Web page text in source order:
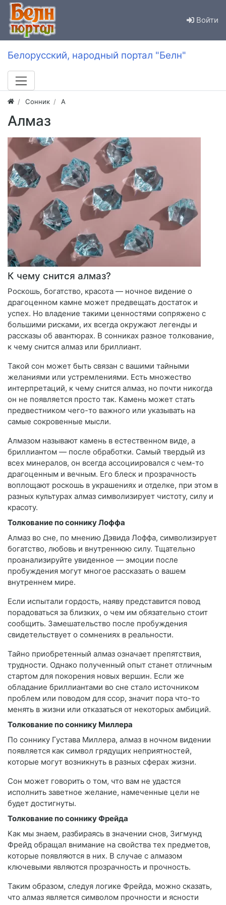
Войти
Белорусский, народный портал "Белн"
Сонник А
Алмаз
К чему снится алмаз?
Роскошь, богатство, красота — ночное видение о
драгоценном камне может предвещать достаток и
успех. Но владение такими ценностями сопряжено с
большими рисками, их всегда окружают легенды и
рассказы об авантюрах. В сонниках разное толкование,
к чему снится алмаз или бриллиант.
Такой сон может быть связан с вашими тайными
желаниями или устремлениями. Есть множество
интерпретаций, к чему снится алмаз, но почти никогда
он не появляется просто так. Камень может стать
предвестником чего-то важного или указывать на
самые сокровенные мысли.
Алмазом называют камень в естественном виде, а
бриллиантом — после обработки. Самый твердый из
всех минералов, он всегда ассоциировался с чем-то
драгоценным и вечным. Его блеск и прозрачность
воплощают роскошь в украшениях и отделке, при этом в
разных культурах алмаз символизирует чистоту, силу и
красоту.
Толкование по соннику Лоффа
Алмаз во сне, по мнению Дэвида Лоффа, символизирует
богатство, любовь и внутреннюю силу. Тщательно
проанализируйте увиденное — эмоции после
пробуждения могут многое рассказать о вашем
внутреннем мире.
Если испытали гордость, наяву представится повод
порадоваться за близких, о чем им обязательно стоит
сообщить. Замешательство после пробуждения
свидетельствует о сомнениях в реальности.
Тайно приобретенный алмаз означает препятствия,
трудности. Однако полученный опыт станет отличным
стартом для покорения новых вершин. Если же
обладание бриллиантами во сне стало источником
проблем или поводом для ссор, значит пора что-то
менять в жизни или отказаться от некоторых амбиций.
Толкование по соннику Миллера
По соннику Густава Миллера, алмаз в ночном видении
появляется как символ грядущих неприятностей,
которые могут возникнуть в разных сферах жизни.
Сон может говорить о том, что вам не удастся
исполнить заветное желание, намеченные цели не
будет достигнуты.
Толкование по соннику Фрейда
Как мы знаем, разбираясь в значении снов, Зигмунд
Фрейд обращал внимание на свойства тех предметов,
которые появляются в них. В случае с алмазом
ключевыми являются прозрачность и прочность.
Таким образом, следуя логике Фрейда, можно сказать,
что алмаз является символом прочности и ясности